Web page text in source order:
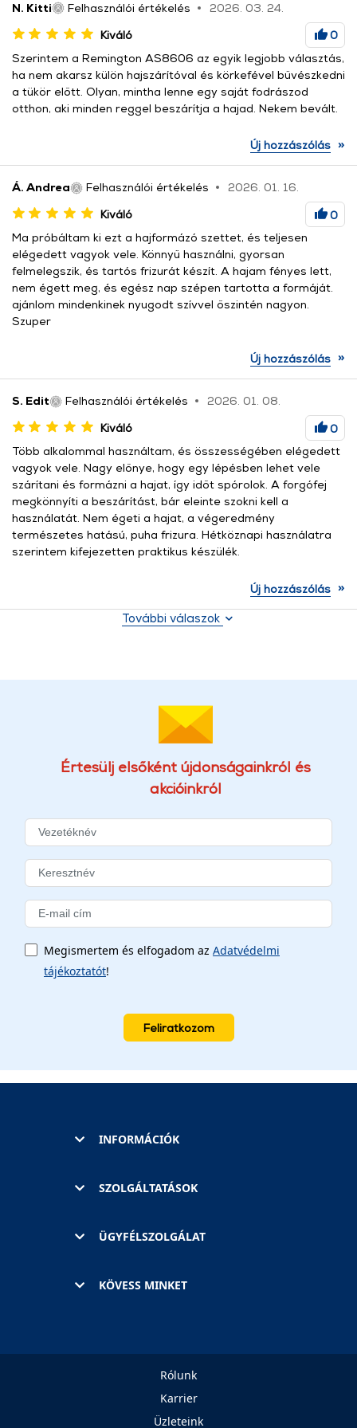
N. Kitti Felhasználói értékelés
2026. 03. 24.
Kiváló
0
Szerintem a Remington AS8606 az egyik legjobb választás,
ha nem akarsz külön hajszárítóval és körkefével bűvészkedni
a tükör előtt. Olyan, mintha lenne egy saját fodrászod
otthon, aki minden reggel beszárítja a hajad. Nekem bevált.
Új hozzászólás »
Á. Andrea Felhasználói értékelés
2026. 01. 16.
Kiváló
0
Ma próbáltam ki ezt a hajformázó szettet, és teljesen
elégedett vagyok vele. Könnyű használni, gyorsan
felmelegszik, és tartós frizurát készít. A hajam fényes lett,
nem égett meg, és egész nap szépen tartotta a formáját.
ajánlom mindenkinek nyugodt szívvel őszintén nagyon.
Szuper
Új hozzászólás »
S. Edit Felhasználói értékelés
2026. 01. 08.
Kiváló
0
Több alkalommal használtam, és összességében elégedett
vagyok vele. Nagy előnye, hogy egy lépésben lehet vele
szárítani és formázni a hajat, így időt spórolok. A forgófej
megkönnyíti a beszárítást, bár eleinte szokni kell a
használatát. Nem égeti a hajat, a végeredmény
természetes hatású, puha frizura. Hétköznapi használatra
szerintem kifejezetten praktikus készülék.
Új hozzászólás »
További válaszok
Értesülj elsőként újdonságainkról és
akcióinkról
Megismertem és elfogadom az Adatvédelmi
tájékoztatót!
Feliratkozom
INFORMÁCIÓK
SZOLGÁLTATÁSOK
ÜGYFÉLSZOLGÁLAT
KÖVESS MINKET
Rólunk
Karrier
Üzleteink